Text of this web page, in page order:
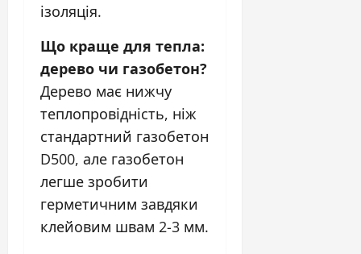
ізоляція.
Що краще для тепла:
дерево чи газобетон?
Дерево має нижчу
теплопровідність, ніж
стандартний газобетон
D500, але газобетон
легше зробити
герметичним завдяки
клейовим швам 2-3 мм.